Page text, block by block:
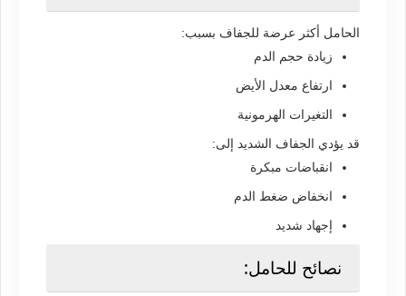
الحامل أكثر عرضة للجفاف بسبب:
زيادة حجم الدم
ارتفاع معدل الأيض
التغيرات الهرمونية
قد يؤدي الجفاف الشديد إلى:
انقباضات مبكرة
انخفاض ضغط الدم
إجهاد شديد
نصائح للحامل: